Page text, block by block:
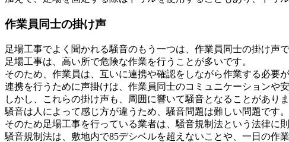
作業員同士の掛け声
足場工事でよく聞かれる騒音のもう一つは、作業員同士の掛け声で
足場工事は、高い所で危険な作業を行うことが多いです。
そのため、作業員は、互いに連携や確認をしながら作業する必要が
連携を行うために声掛けは、作業員同士のコミュニケーションや
しかし、これらの掛け声も、周囲に響いて騒音となることがありま
騒音は人によって感じ方が違うため、騒音問題は難しい問題です。
そのため足場工事を行っている業者は、騒音規制法という法律に
騒音規制法は、敷地内で85デシベルを超えないことや、一日の作